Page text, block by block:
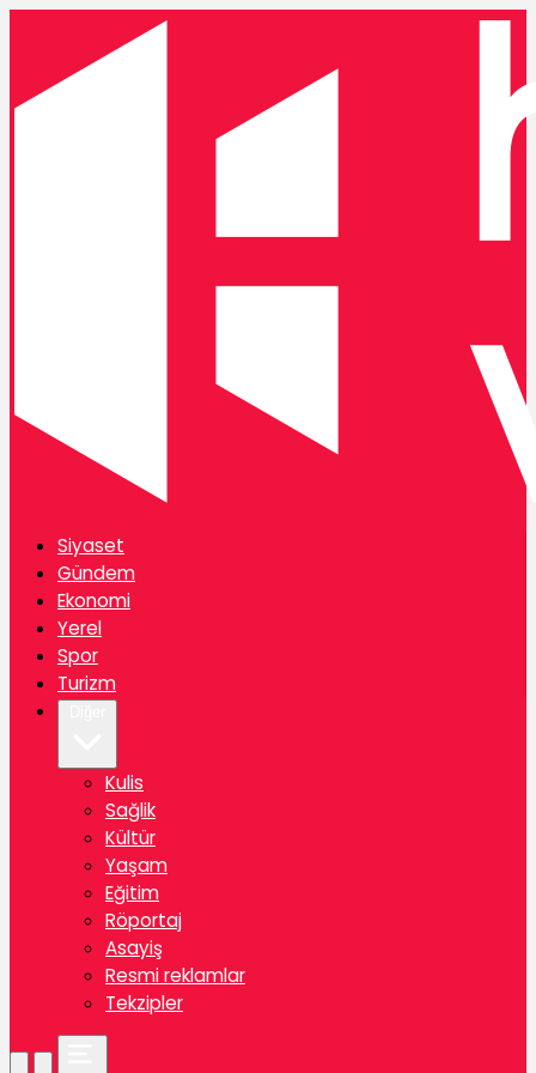
Siyaset
Gündem
Ekonomi
Yerel
Spor
Turizm
Kulis
Sağlik
Kültür
Yaşam
Eğitim
Röportaj
Asayiş
Resmi reklamlar
Tekzipler